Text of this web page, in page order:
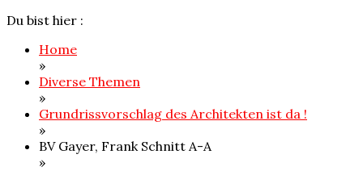
Du bist hier :
Home
»
Diverse Themen
»
Grundrissvorschlag des Architekten ist da !
»
BV Gayer, Frank Schnitt A-A
»